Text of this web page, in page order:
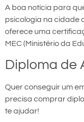
A boa notícia para
psicologia na cidade
oferece uma
MEC (Ministério da
Diploma de
Quer conseguir um
precisa comprar
te ajudar!